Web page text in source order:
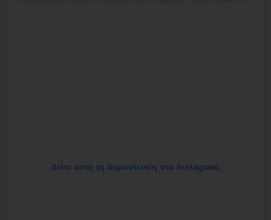
Δείτε αυτή τη δημοσίευση στο Instagram.